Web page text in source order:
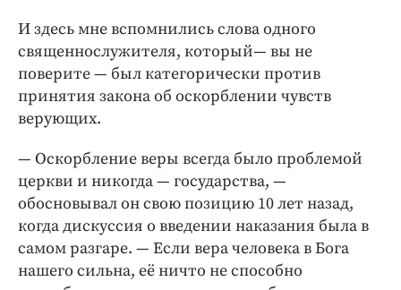
И здесь мне вспомнились слова одного
священнослужителя, который— вы не
поверите — был категорически против
принятия закона об оскорблении чувств
верующих.
— Оскорбление веры всегда было проблемой
церкви и никогда — ­государства, —
обосновывал он свою позицию 10 лет назад,
когда дискуссия о введении наказания была в
самом разгаре. — Если вера человека в Бога
нашего сильна, её ничто не способно